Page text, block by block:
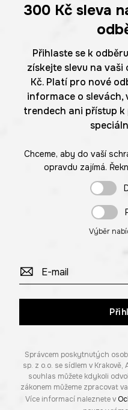
300 Kč sleva
Přihlaste se k
získejte slevu na vaši
Kč. Platí pro nové
informace o slevách,
trendech ani přístup
Chceme, aby do vaší
opravdu zajímá.
Výběr
Správcem poskytnutých
sp. z o.o. se sídlem v Krakově,
souhlas můžete kdykoli
zákonem můžeme zpracovat
Více informací naleznete v